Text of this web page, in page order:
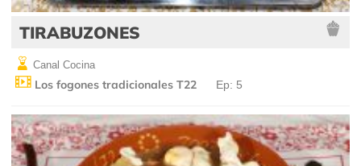
TIRABUZONES
Canal Cocina
Los fogones tradicionales T22 Ep: 5